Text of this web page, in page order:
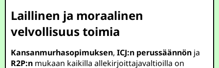
Laillinen ja moraalinen
velvollisuus toimia
Kansanmurhasopimuksen,ICJ:n perussäännön ja
R2P:n mukaan kaikilla allekirjoittajavaltioilla on